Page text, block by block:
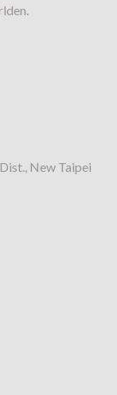
New Taipei